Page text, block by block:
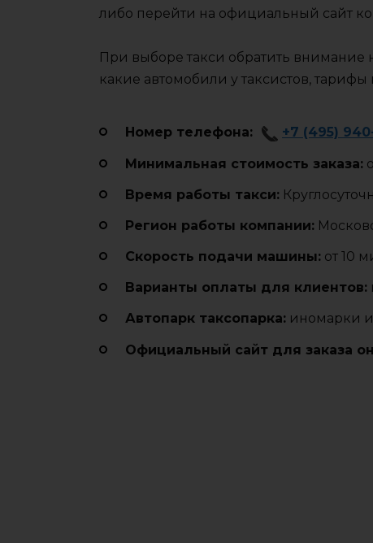
либо перейти на официальный сайт
При выборе такси обратить внимание
какие автомобили у таксистов,
Номер телефона: +7 (495)
Минимальная стоимость заказа:
Время работы такси:
Регион работы компании:
Cкорость подачи машины: от 10
Варианты оплаты для клиентов:
Автопарк таксопарка: иномарки и
Официальный сайт для заказа